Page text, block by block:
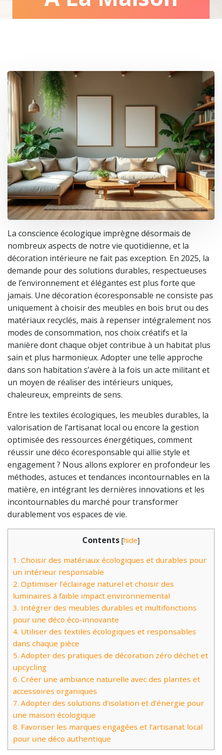
La conscience écologique imprègne désormais de
nombreux aspects de notre vie quotidienne, et la
décoration intérieure ne fait pas exception. En 2025, la
demande pour des solutions durables, respectueuses
de l’environnement et élégantes est plus forte que
jamais. Une décoration écoresponsable ne consiste pas
uniquement à choisir des meubles en bois brut ou des
matériaux recyclés, mais à repenser intégralement nos
modes de consommation, nos choix créatifs et la
manière dont chaque objet contribue à un habitat plus
sain et plus harmonieux. Adopter une telle approche
dans son habitation s’avère à la fois un acte militant et
un moyen de réaliser des intérieurs uniques,
chaleureux, empreints de sens.
Entre les textiles écologiques, les meubles durables, la
valorisation de l’artisanat local ou encore la gestion
optimisée des ressources énergétiques, comment
réussir une déco écoresponsable qui allie style et
engagement ? Nous allons explorer en profondeur les
méthodes, astuces et tendances incontournables en la
matière, en intégrant les dernières innovations et les
incontournables du marché pour transformer
durablement vos espaces de vie.
Contents [hide]
1. Choisir des matériaux écologiques et durables pour
un intérieur responsable
2. Optimiser l’éclairage naturel et choisir des
luminaires à faible impact environnemental
3. Intégrer des meubles durables et multifonctions
pour une déco éco-innovante
4. Utiliser des textiles écologiques et responsables
dans chaque pièce
5. Adopter des pratiques de décoration zéro déchet et
upcycling
6. Créer une ambiance naturelle avec des plantes et
accessoires organiques
7. Adopter des solutions d’isolation et d’énergie pour
une maison écologique
8. Favoriser les marques engagées et l’artisanat local
pour une déco authentique